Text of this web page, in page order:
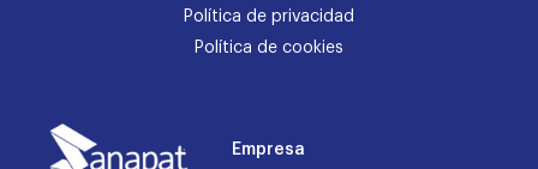
Política de privacidad
Política de cookies
Empresa